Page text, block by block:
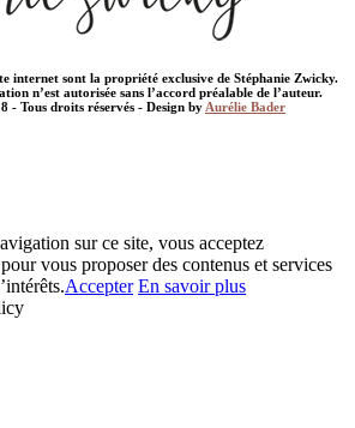
internet sont la propriété exclusive de Stéphanie Zwicky.
n’est autorisée sans l’accord préalable de l’auteur.
- Tous droits réservés - Design byAurélie Bader
sur ce site, vous acceptez
vous proposer des contenus et services
Accepter En savoir plus